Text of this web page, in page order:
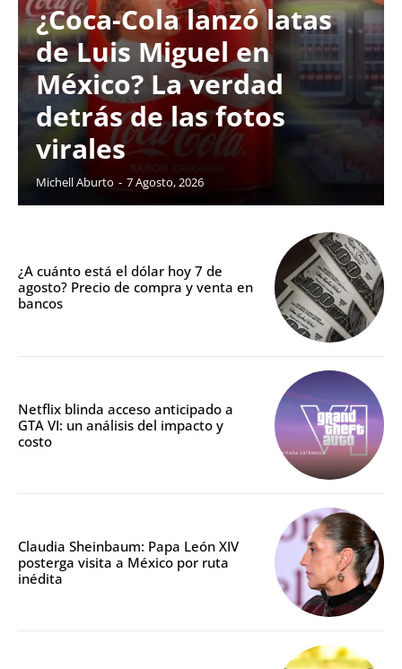
¿Coca-Cola lanzó latas
de Luis Miguel en
México? La verdad
detrás de las fotos
virales
Michell Aburto - 7 Agosto, 2026
¿A cuánto está el dólar hoy 7 de
agosto? Precio de compra y venta en
bancos
Netflix blinda acceso anticipado a
GTA VI: un análisis del impacto y
costo
Claudia Sheinbaum: Papa León XIV
posterga visita a México por ruta
inédita